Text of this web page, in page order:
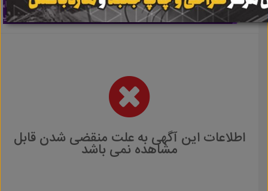
اطلاعات این آگهی به علت منقضی شدن قابل
مشاهده نمی باشد